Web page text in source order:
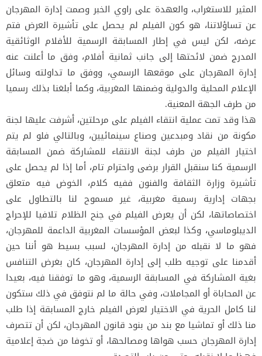
المثير للاستغراب، والعهدة على راوي الخبر وصمت إدارة المهرجان
عن تساؤلاتنا، هو كون الفيلم لم يحصل على تأشيرة العرض فتم
عرضه، لكن ليس في إطار المسابقة الرسمية للأفلام الوثائقية
المدرج ضمن لائحتها إلى جانب ثمانية أفلام، وفق ما أعلنت عنه
إدارة المهرجان على موقعها الرسمي، ووفق ما تداولته وسائل
الإعلام المحلية والدولية وضمنها المغربية، وكما أبلغنا بذلك رسميا
من طرف الجهة المعنية.
هذا وقد تمت عملية انتقاء الفيلم على مرحلتين، أشرفت عليها لجنة
مكونة من نقاد ومبدعين وصناع سينمائيين، وبالتالي فلو لم يتم
اختيار الفيلم من طرف لجنة الانتقاء للمشاركة ضمن المسابقة
الرسمية كنا سنقبل القرار برضى واحترام تام، أما إذا لم يحصل على
تأشيرة وزارة الثقافة والفنون ففيه كلام، الخوض فيه متعلق
بجهات إدارية رسمية مغربية، غير مسموح لنا بالتطاول على
اختصاصاتها، لكن أن يعرض الفيلم في جنح الظلام تلافيا للإحراج
الديبلوماسي، وكذا لبعض المؤسسات المغربية الداعمة للمهرجان،
فهو ما لا نقبله من إدارة المهرجان، لسبب بسيط هو أننا حين
أقدمنا على توجيه طلب إلى إدارة المهرجان، كان بغرض التنافس
بغية المشاركة في المسابقة الرسمية، وهو ما توفقنا فيه، بعيدا
عن المحاباة أو المجاملات، وفي حالة ما لم نتوفق في ذلك ستكون
لنا كامل الحرية في الاختيار لعرض الفيلم خارج المسابقة إذا طلب
منا ذلك أو تماشيا مع بند من بنود قانون المهرجان، لكن أن تتصرف
إدارة المهرجان حسب هواها ومصالحها، أو تخوفا من ضجة إعلامية